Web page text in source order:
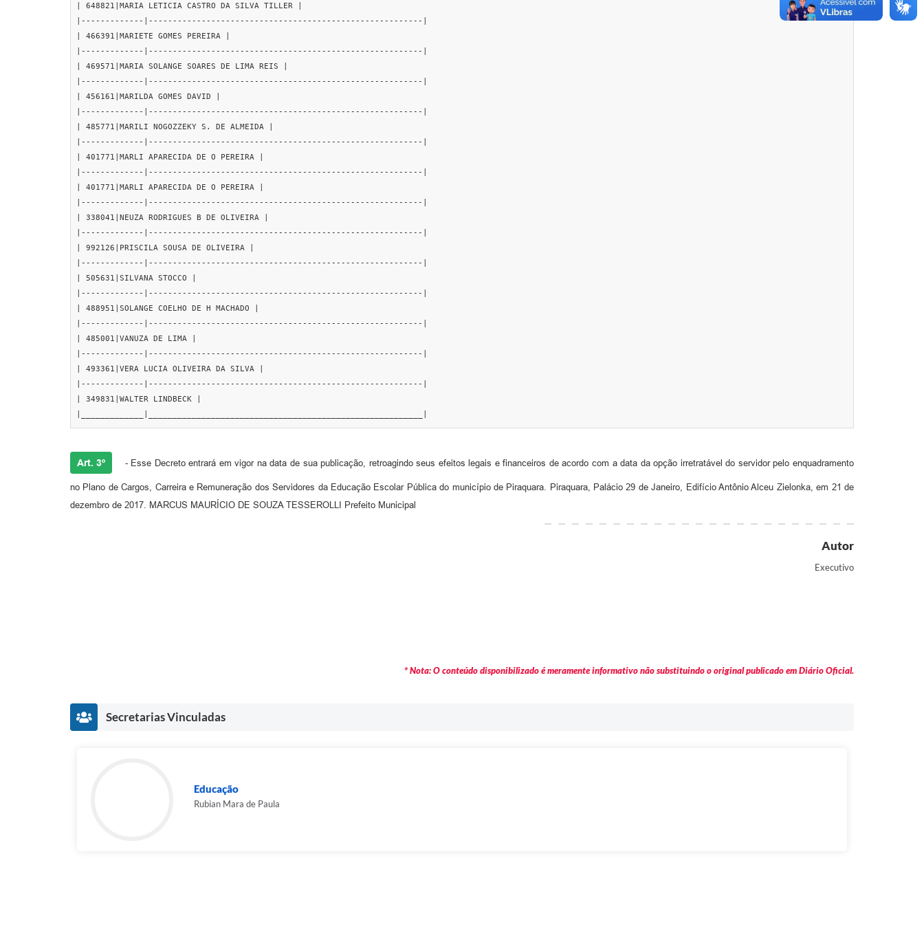
| 648821|MARIA LETICIA CASTRO DA SILVA TILLER |
|-------------|---------------------------------------------------------|
| 466391|MARIETE GOMES PEREIRA |
|-------------|---------------------------------------------------------|
| 469571|MARIA SOLANGE SOARES DE LIMA REIS |
|-------------|---------------------------------------------------------|
| 456161|MARILDA GOMES DAVID |
|-------------|---------------------------------------------------------|
| 485771|MARILI NOGOZZEKY S. DE ALMEIDA |
|-------------|---------------------------------------------------------|
| 401771|MARLI APARECIDA DE O PEREIRA |
|-------------|---------------------------------------------------------|
| 401771|MARLI APARECIDA DE O PEREIRA |
|-------------|---------------------------------------------------------|
| 338041|NEUZA RODRIGUES B DE OLIVEIRA |
|-------------|---------------------------------------------------------|
| 992126|PRISCILA SOUSA DE OLIVEIRA |
|-------------|---------------------------------------------------------|
| 505631|SILVANA STOCCO |
|-------------|---------------------------------------------------------|
| 488951|SOLANGE COELHO DE H MACHADO |
|-------------|---------------------------------------------------------|
| 485001|VANUZA DE LIMA |
|-------------|---------------------------------------------------------|
| 493361|VERA LUCIA OLIVEIRA DA SILVA |
|-------------|---------------------------------------------------------|
| 349831|WALTER LINDBECK |
Art. 3º - Esse Decreto entrará em vigor na data de sua publicação, retroagindo seus efeitos legais e financeiros de acordo com a data da opção irretratável do servidor pelo enquadramento
no Plano de Cargos, Carreira e Remuneração dos Servidores da Educação Escolar Pública do município de Piraquara. Piraquara, Palácio 29 de Janeiro, Edifício Antônio Alceu Zielonka, em 21 de
dezembro de 2017. MARCUS MAURÍCIO DE SOUZA TESSEROLLI Prefeito Municipal
Autor
Executivo
* Nota: O conteúdo disponibilizado é meramente informativo não substituindo o original publicado em Diário Oficial.
Secretarias Vinculadas
Educação
Rubian Mara de Paula